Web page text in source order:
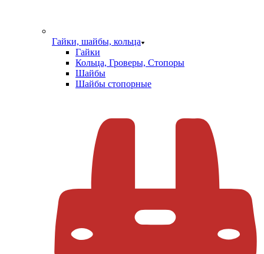
Гайки, шайбы, кольца
Гайки
Кольца, Гроверы, Стопоры
Шайбы
Шайбы стопорные